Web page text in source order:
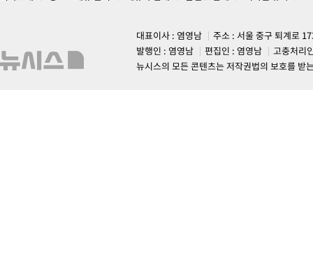
대표이사 : 염영남
주소 : 서울 중구 퇴계로
발행인 : 염영남
편집인 : 염영남
고충처리
뉴시스의 모든 콘텐츠는 저작권법의 보호를